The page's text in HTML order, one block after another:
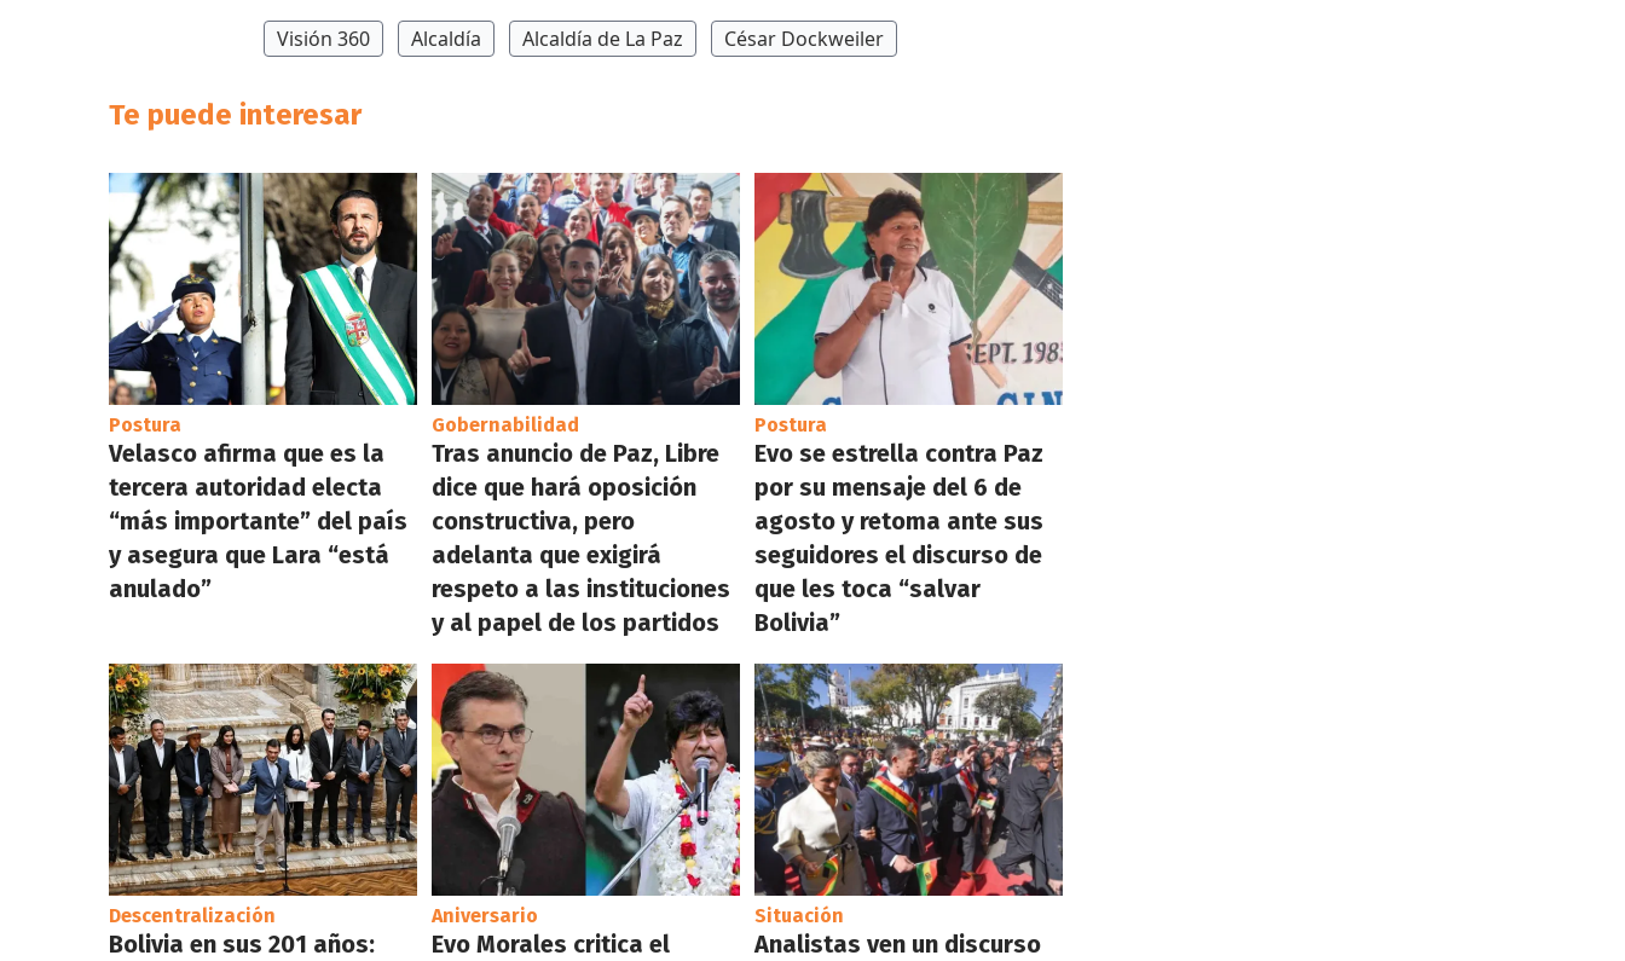
Visión 360 Alcaldía Alcaldía de La Paz César Dockweiler
Te puede interesar
Postura
Velasco afirma que es la
tercera autoridad electa
“más importante” del país
y asegura que Lara “está
anulado”
Gobernabilidad
Tras anuncio de Paz, Libre
dice que hará oposición
constructiva, pero
adelanta que exigirá
respeto a las instituciones
y al papel de los partidos
Postura
Evo se estrella contra Paz
por su mensaje del 6 de
agosto y retoma ante sus
seguidores el discurso de
que les toca “salvar
Bolivia”
Descentralización
Bolivia en sus 201 años:
Aniversario
Evo Morales critica el
Situación
Analistas ven un discurso